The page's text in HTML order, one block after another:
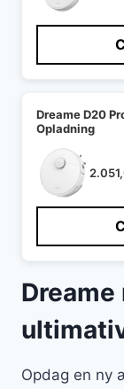
Dreame D20
Opladning
Opdag en ny